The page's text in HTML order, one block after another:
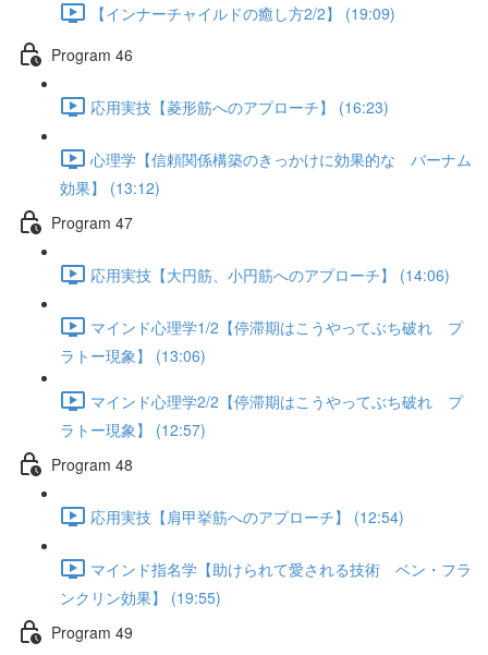
【インナーチャイルドの癒し方2/2】 (19:09)
Program 46
応用実技【菱形筋へのアプローチ】 (16:23)
心理学【信頼関係構築のきっかけに効果的な バーナム
効果】 (13:12)
Program 47
応用実技【大円筋、小円筋へのアプローチ】 (14:06)
マインド心理学1/2【停滞期はこうやってぶち破れ プ
ラトー現象】 (13:06)
マインド心理学2/2【停滞期はこうやってぶち破れ プ
ラトー現象】 (12:57)
Program 48
応用実技【肩甲挙筋へのアプローチ】 (12:54)
マインド指名学【助けられて愛される技術 ベン・フラ
ンクリン効果】 (19:55)
Program 49